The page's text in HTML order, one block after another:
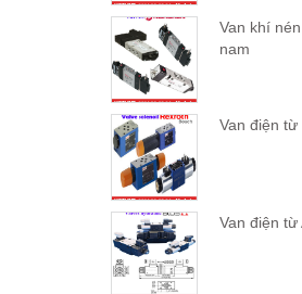
Van khí
nam
Van điện từ
Van điện từ